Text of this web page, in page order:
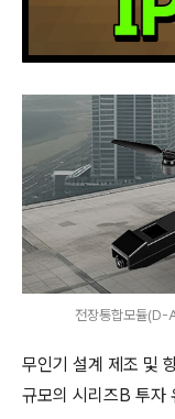
전장통합모듈(D-
무인기 설계 제조 및
규모의 시리즈B 투자